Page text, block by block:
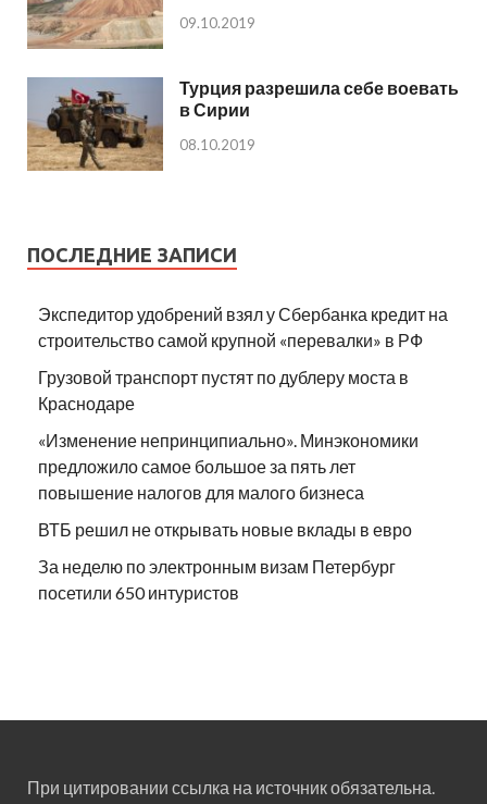
09.10.2019
Турция разрешила себе воевать
в Сирии
08.10.2019
ПОСЛЕДНИЕ ЗАПИСИ
Экспедитор удобрений взял у Сбербанка кредит на
строительство самой крупной «перевалки» в РФ
Грузовой транспорт пустят по дублеру моста в
Краснодаре
«Изменение непринципиально». Минэкономики
предложило самое большое за пять лет
повышение налогов для малого бизнеса
ВТБ решил не открывать новые вклады в евро
За неделю по электронным визам Петербург
посетили 650 интуристов
При цитировании ссылка на источник обязательна.